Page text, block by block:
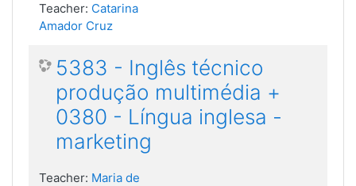
Teacher: Catarina
Amador Cruz
5383 - Inglês técnico
produção multimédia +
0380 - Língua inglesa -
marketing
Teacher: Maria de